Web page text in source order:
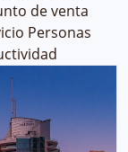
de venta
Personas